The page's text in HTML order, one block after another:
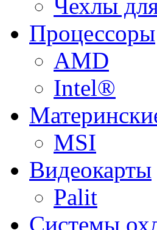
Чехлы
Процессоры
AMD
Intel®
MSI
Видеокарты
Palit
Системы